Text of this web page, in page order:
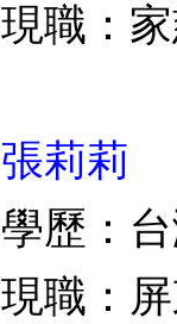
現職：
張莉莉
學歷：
現職：